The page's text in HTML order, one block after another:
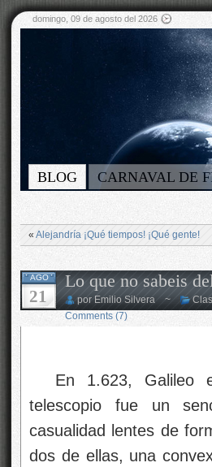
domingo, 09 de agosto del 2026
BLOG CARNAVAL DE
« Alejandría ¡Qué tiempos! ¡Qué gente!
AGO
21
Lo que no sabeis
por Emilio Silvera ~
Comments (7)
En 1.623, Galileo
telescopio fue un
casualidad lentes de
dos de ellas, una